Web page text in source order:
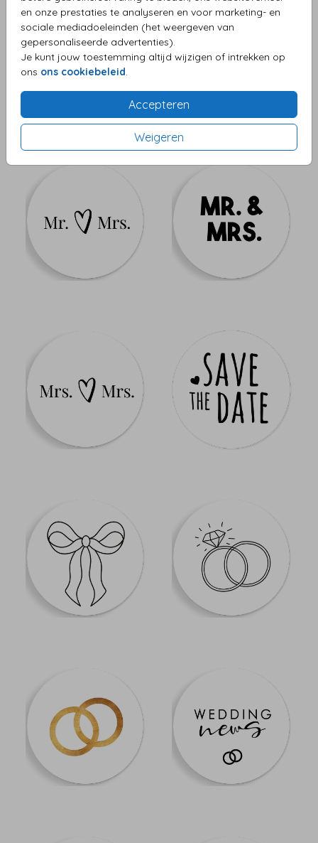
en onze prestaties te analyseren en voor marketing- en
sociale mediadoeleinden (het weergeven van
gepersonaliseerde advertenties).
Je kunt jouw toestemming altijd wijzigen of intrekken op
ons ons cookiebeleid.
Accepteren
Weigeren